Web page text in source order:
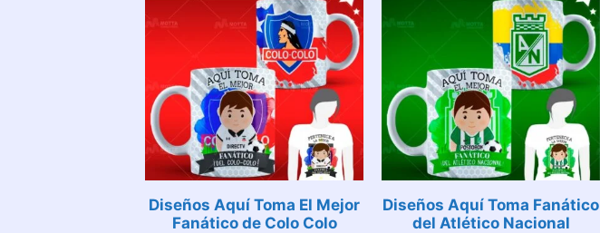
Diseños Aquí Toma El Mejor
Fanático de Colo Colo
Diseños Aquí Toma Fanático
del Atlético Nacional